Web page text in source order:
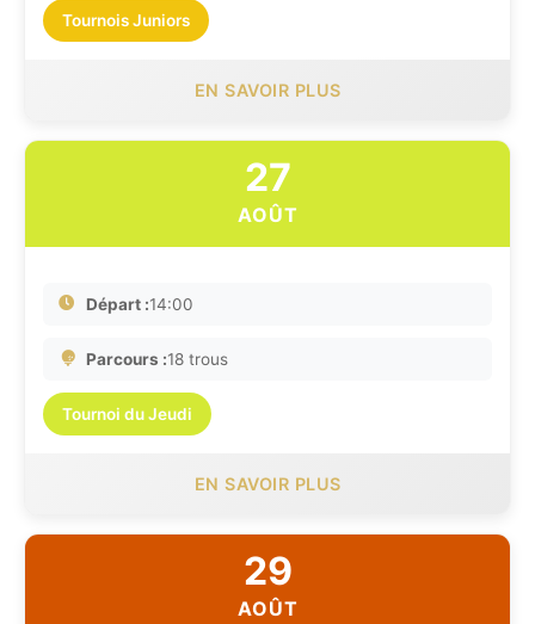
Tournois Juniors
EN SAVOIR PLUS
27
AOÛT
Départ :14:00
Parcours :18 trous
Tournoi du Jeudi
EN SAVOIR PLUS
29
AOÛT